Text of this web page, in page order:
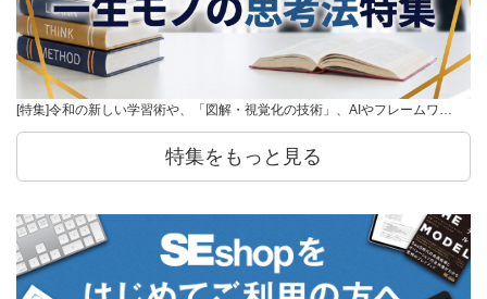
[特集]令和の新しい学習術や、「図解・視覚化の技術」、AIやフレームワ…
特集をもっと見る